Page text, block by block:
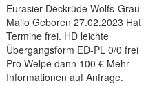
Eurasier Deckrüde Wolfs-Grau
Mailo Geboren 27.02.2023 Hat
Termine frei. HD leichte
Übergangsform ED-PL 0/0 frei
Pro Welpe dann 100 € Mehr
Informationen auf Anfrage.